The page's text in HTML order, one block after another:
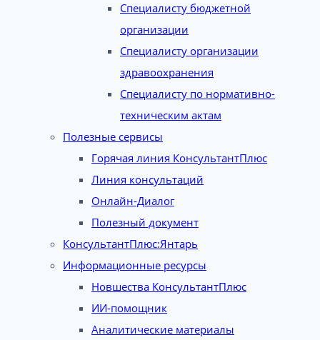
Специалисту бюджетной
организации
Специалисту организации
здравоохранения
Специалисту по нормативно-
техническим актам
Полезные сервисы
Горячая линия КонсультантПлюс
Линия консультаций
Онлайн-Диалог
Полезный документ
КонсультантПлюс:Янтарь
Информационные ресурсы
Новшества КонсультантПлюс
ИИ-помощник
Аналитические материалы